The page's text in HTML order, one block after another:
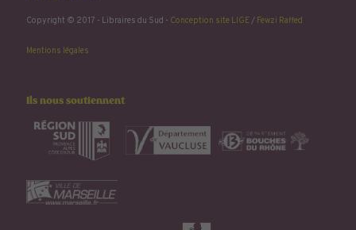
Copyright © 2017 - Libraires du Sud - Conception site LIGE/ Fewzi Raffed
Mentions légales
Ils nous soutiennent